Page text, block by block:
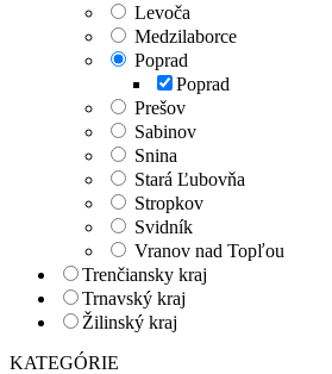
Levoča
Medzilaborce
Poprad
Poprad
Prešov
Sabinov
Snina
Stará Ľubovňa
Stropkov
Svidník
Vranov nad Topľou
Trenčiansky kraj
Trnavský kraj
Žilinský kraj
KATEGÓRIE